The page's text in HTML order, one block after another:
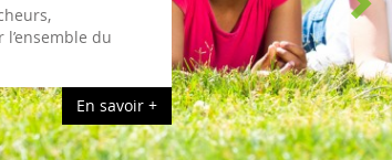
du
En savoir +